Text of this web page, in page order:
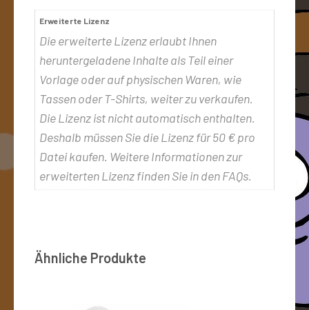
Erweiterte Lizenz
Die erweiterte Lizenz erlaubt Ihnen
heruntergeladene Inhalte als Teil einer
Vorlage oder auf physischen Waren, wie
Tassen oder T-Shirts, weiter zu verkaufen.
Die Lizenz ist nicht automatisch enthalten.
Deshalb müssen Sie die Lizenz für 50 € pro
Datei kaufen. Weitere Informationen zur
erweiterten Lizenz finden Sie in den FAQs.
Ähnliche Produkte